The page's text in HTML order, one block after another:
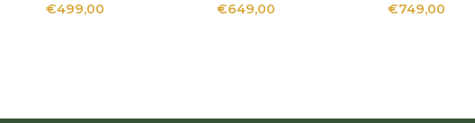
€499,00 €649,00 €749,00